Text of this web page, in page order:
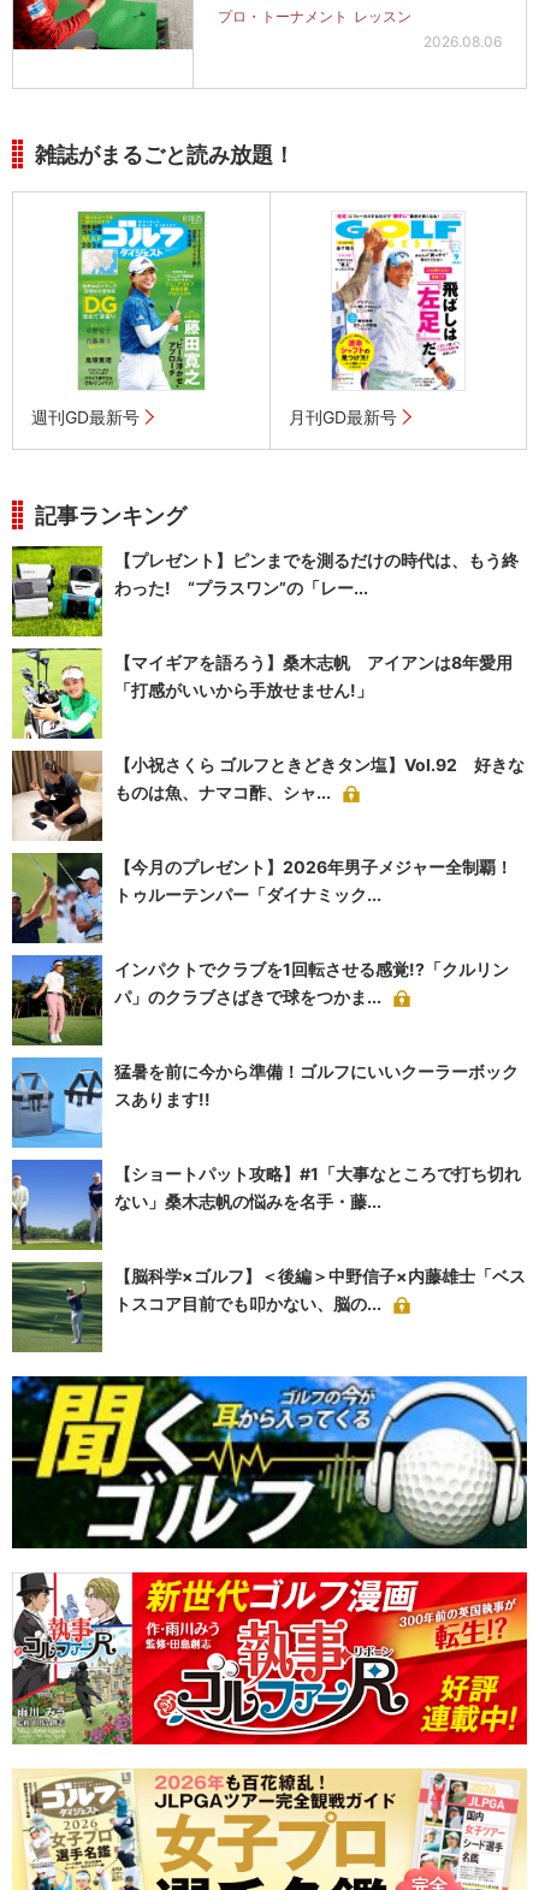
プロ・トーナメント レッスン
2026.08.06
雑誌がまるごと読み放題！
週刊GD最新号 月刊GD最新号
記事ランキング
【プレゼント】ピンまでを測るだけの時代は、もう終
わった! “プラスワン”の「レー...
【マイギアを語ろう】桑木志帆 アイアンは8年愛用
「打感がいいから手放せません!」
【小祝さくら ゴルフときどきタン塩】Vol.92 好きな
ものは魚、ナマコ酢、シャ...
【今月のプレゼント】2026年男子メジャー全制覇！
トゥルーテンパー「ダイナミック...
インパクトでクラブを1回転させる感覚!?「クルリン
パ」のクラブさばきで球をつかま...
猛暑を前に今から準備！ゴルフにいいクーラーボック
スあります!!
【ショートパット攻略】#1「大事なところで打ち切れ
ない」桑木志帆の悩みを名手・藤...
【脳科学×ゴルフ】＜後編＞中野信子×内藤雄士「ベス
トスコア目前でも叩かない、脳の...